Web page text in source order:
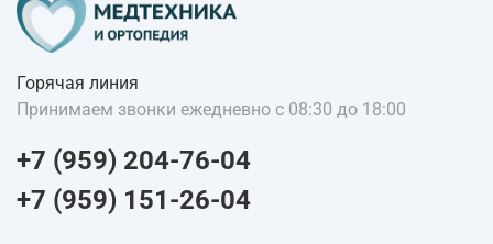
Горячая линия
Принимаем звонки ежедневно с 08:30 до 18:00
+7 (959) 204-76-04
+7 (959) 151-26-04